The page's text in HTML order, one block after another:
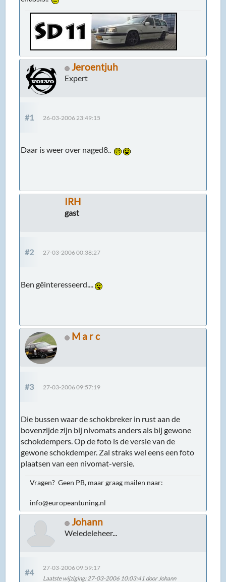
Jeroentjuh
Expert
#1 26-03-2006 23:49:15
Daar is weer over naged8..
IRH
gast
#2 27-03-2006 00:38:27
Ben gëinteresseerd....
M a r c
#3 27-03-2006 09:57:19
Die bussen waar de schokbreker in rust aan de
bovenzijde zijn bij nivomats anders als bij gewone
schokdempers. Op de foto is de versie van de
gewone schokdemper. Zal straks wel eens een foto
plaatsen van een nivomat-versie.
Vragen? Geen PB, maar graag mailen naar:
info@europeantuning.nl
Johann
Weledeleheer...
#4
27-03-2006 09:59:17
Laatste wijziging: 27-03-2006 10:03:41 door Johann